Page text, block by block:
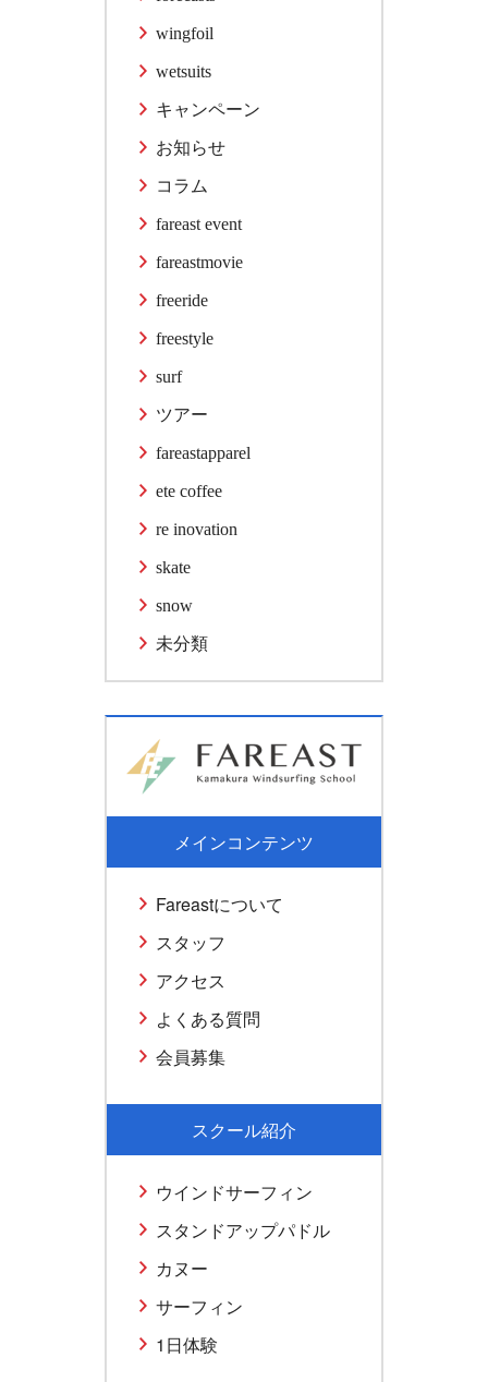
wingfoil
wetsuits
キャンペーン
お知らせ
コラム
fareast event
fareastmovie
freeride
freestyle
surf
ツアー
fareastapparel
ete coffee
re inovation
skate
snow
未分類
メインコンテンツ
Fareastについて
スタッフ
アクセス
よくある質問
会員募集
スクール紹介
ウインドサーフィン
スタンドアップパドル
カヌー
サーフィン
1日体験